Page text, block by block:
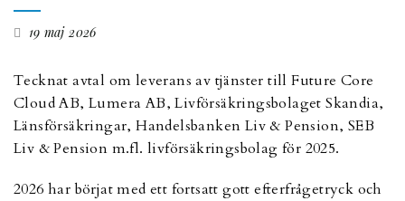
19 maj 2026
Tecknat avtal om leverans av tjänster till Future Core
Cloud AB, Lumera AB, Livförsäkringsbolaget Skandia,
Länsförsäkringar, Handelsbanken Liv & Pension, SEB
Liv & Pension m.fl. livförsäkringsbolag för 2025.
2026 har börjat med ett fortsatt gott efterfrågetryck och